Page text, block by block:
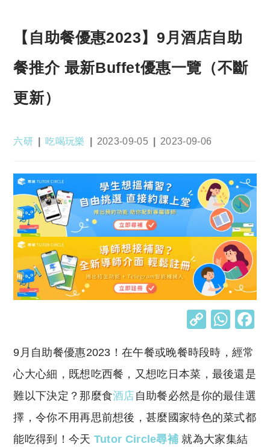
【自助餐優惠2023】9月酒店自助
餐推介 最新Buffet優惠一覽（不斷
更新）
Post
六研
Post
吃喝玩樂
Post
2023-09-05
Post
2023-09-06
C
p
y
Li
n
k
W
at
s
A
p
p
9月自助餐優惠2023！在午餐或晚餐時段時，經常
心大心細，既想吃西餐，又想吃日本菜，最後還是
難以下決定？那麼食酒店 自助餐必然是你的最佳選
擇，令你不用再思前想後，甚麼國家特色的菜式都
能吃得到！今天 Tutor Circle尋補 就為大家集結